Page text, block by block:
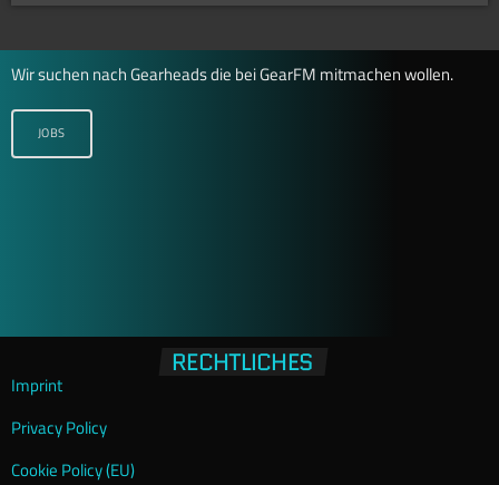
Wir suchen nach Gearheads die bei GearFM mitmachen wollen.
JOBS
RECHTLICHES
Imprint
Privacy Policy
Cookie Policy (EU)